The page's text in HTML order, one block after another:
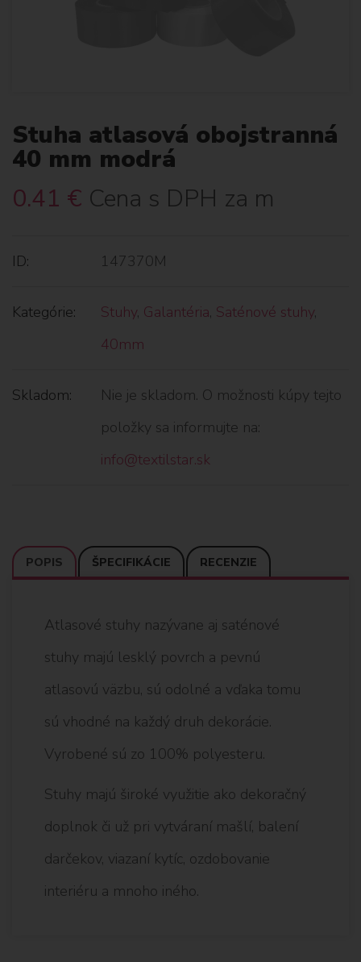
Stuha atlasová obojstranná
40 mm modrá
0.41 € Cena s DPH za m
ID: 147370M
Kategórie: Stuhy, Galantéria, Saténové stuhy,
40mm
Skladom:
Nie je skladom. O možnosti kúpy tejto
položky sa informujte na:
info@textilstar.sk
POPIS ŠPECIFIKÁCIE RECENZIE
Atlasové stuhy nazývane aj saténové
stuhy majú lesklý povrch a pevnú
atlasovú väzbu, sú odolné a vďaka tomu
sú vhodné na každý druh dekorácie.
Vyrobené sú zo 100% polyesteru.
Stuhy majú široké využitie ako dekoračný
doplnok či už pri vytváraní mašlí, balení
darčekov, viazaní kytíc, ozdobovanie
interiéru a mnoho iného.